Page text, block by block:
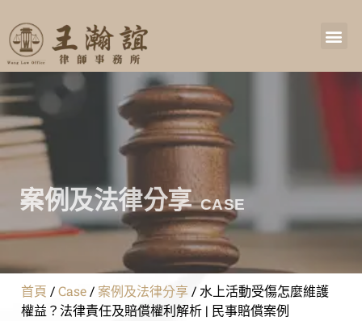
案例及法律分享 CASE
首頁 /Case/案例及法律分享 /水上活動受傷怎麼維護
權益？法律責任及賠償權利解析 | 民事賠償案例